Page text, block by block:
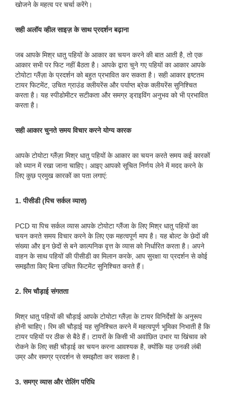
खोजने के महत्व पर चर्चा करेंगे।
सही अलॉय व्हील साइज़ के साथ प्रदर्शन बढ़ाना
जब आपके मिश्र धातु पहियों के आकार का चयन करने की बात आती है, तो एक
आकार सभी पर फिट नहीं बैठता है। आपके द्वारा चुने गए पहियों का आकार आपके
टोयोटा ग्लैंज़ा के प्रदर्शन को बहुत प्रभावित कर सकता है। सही आकार इष्टतम
टायर फिटमेंट, उचित ग्राउंड क्लीयरेंस और पर्याप्त ब्रेक क्लीयरेंस सुनिश्चित
करता है। यह स्पीडोमीटर सटीकता और समग्र ड्राइविंग अनुभव को भी प्रभावित
करता है।
सही आकार चुनते समय विचार करने योग्य कारक
आपके टोयोटा ग्लैंज़ा मिश्र धातु पहियों के आकार का चयन करते समय कई कारकों
को ध्यान में रखा जाना चाहिए। आइए आपको सूचित निर्णय लेने में मदद करने के
लिए कुछ प्रमुख कारकों का पता लगाएं:
1. पीसीडी (पिच सर्कल व्यास)
PCD या पिच सर्कल व्यास आपके टोयोटा ग्लैंजा के लिए मिश्र धातु पहियों का
चयन करते समय विचार करने के लिए एक महत्वपूर्ण माप है। यह बोल्ट के छेदों की
संख्या और इन छेदों से बने काल्पनिक वृत्त के व्यास को निर्धारित करता है। अपने
वाहन के साथ पहियों की पीसीडी का मिलान करके, आप सुरक्षा या प्रदर्शन से कोई
समझौता किए बिना उचित फिटमेंट सुनिश्चित करते हैं।
2. रिम चौड़ाई संगतता
मिश्र धातु पहियों की चौड़ाई आपके टोयोटा ग्लैंज़ा के टायर विनिर्देशों के अनुरूप
होनी चाहिए। रिम की चौड़ाई यह सुनिश्चित करने में महत्वपूर्ण भूमिका निभाती है कि
टायर पहियों पर ठीक से बैठे हैं। टायरों के किसी भी अवांछित उभार या खिंचाव को
रोकने के लिए सही चौड़ाई का चयन करना आवश्यक है, क्योंकि यह उनकी लंबी
उम्र और समग्र प्रदर्शन से समझौता कर सकता है।
3. समग्र व्यास और रोलिंग परिधि